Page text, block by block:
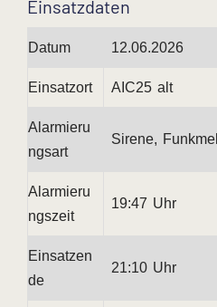
Einsatzdaten
Datum 12.06.2026
Einsatzort AIC25 alt
Alarmieru
ngsart
Sirene,
Alarmieru
ngszeit
19:47 Uhr
Einsatzen
de
21:10 Uhr